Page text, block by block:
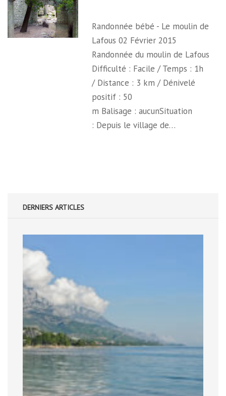
Randonnée bébé - Le moulin de
Lafous 02 Février 2015
Randonnée du moulin de Lafous
Difficulté : Facile / Temps : 1h
/ Distance : 3 km / Dénivelé
positif : 50
m Balisage : aucunSituation
: Depuis le village de…
DERNIERS ARTICLES